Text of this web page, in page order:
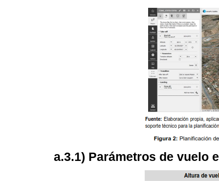
a.3.1) Parámetros de vuelo